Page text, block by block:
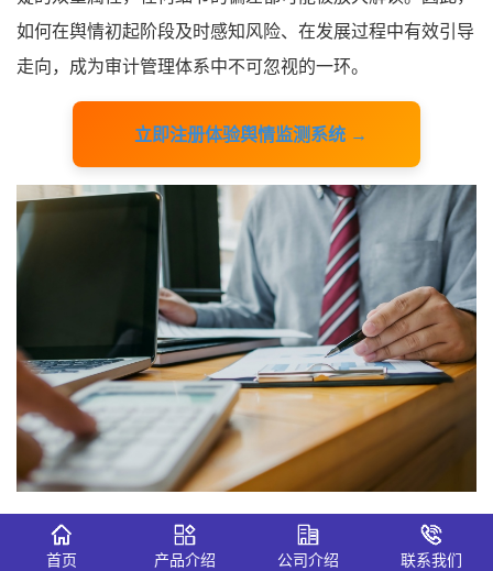
如何在舆情初起阶段及时感知风险、在发展过程中有效引导
走向，成为审计管理体系中不可忽视的一环。
立即注册体验舆情监测系统 →
在舆情应急处理体系中，识微舆情监测系统通常被置于最前
端，发挥着信息捕捉与风险预警的核心作用。该系统依托大
首页 产品介绍 公司介绍 联系我们